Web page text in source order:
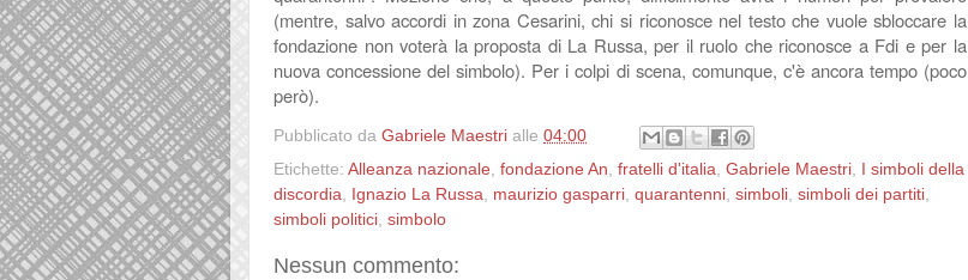
(mentre, salvo accordi in zona Cesarini, chi si riconosce nel testo che vuole sbloccare la
fondazione non voterà la proposta di La Russa, per il ruolo che riconosce a Fdi e per la
nuova concessione del simbolo). Per i colpi di scena, comunque, c'è ancora tempo (poco
però).
Pubblicato da Gabriele Maestri alle 04:00
Etichette: Alleanza nazionale fondazione An fratelli d'italia Gabriele Maestri I simboli della
discordia
Ignazio La Russa maurizio gasparri quarantenni simboli simboli dei partiti
simboli politici simbolo
Nessun commento: